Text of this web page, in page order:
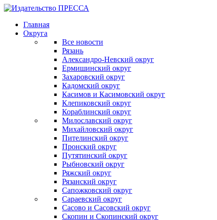
Главная
Округа
Все новости
Рязань
Александро-Невский округ
Ермишинский округ
Захаровский округ
Кадомский округ
Касимов и Касимовский округ
Клепиковский округ
Кораблинский округ
Милославский округ
Михайловский округ
Пителинский округ
Пронский округ
Путятинский округ
Рыбновский округ
Ряжский округ
Рязанский округ
Сапожковский округ
Сараевский округ
Сасово и Сасовский округ
Скопин и Скопинский округ